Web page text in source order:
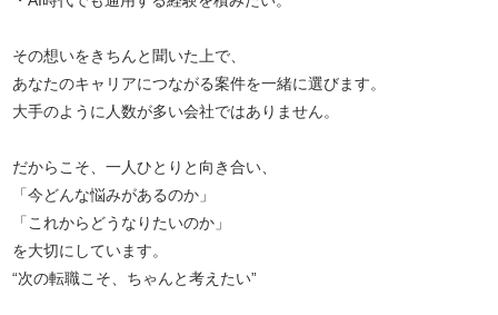
その想いをきちんと聞いた上で、
あなたのキャリアにつながる案件を一緒に選びます。
大手のように人数が多い会社ではありません。
だからこそ、一人ひとりと向き合い、
「今どんな悩みがあるのか」
「これからどうなりたいのか」
を大切にしています。
“次の転職こそ、ちゃんと考えたい”